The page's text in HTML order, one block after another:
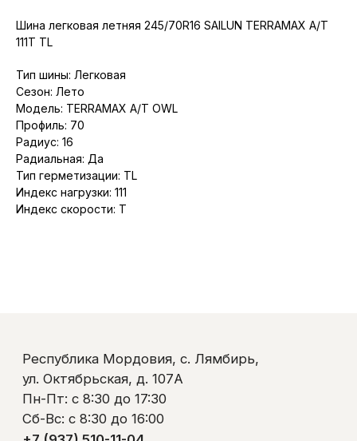
Шина легковая летняя 245/70R16 SAILUN TERRAMAX A/T
111T TL
Тип шины: Легковая
Сезон: Лето
Модель: TERRAMAX A/T OWL
Профиль: 70
Радиус: 16
Радиальная: Да
Тип герметизации: TL
Индекс нагрузки: 111
Индекс скорости: T
Контакты
Полезно знать
Оплата и доставка
Обмен и возврат
Республика Мордовия, с. Лямбирь,
ул. Октябрьская, д. 107А
Пн-Пт: с 8:30 до 17:30
Сб-Вс: с 8:30 до 16:00
+7 (937) 510-11-04
+7 (927) 979-00-19